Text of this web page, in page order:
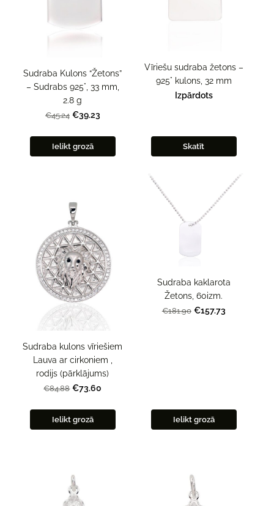
Sudraba Kulons “Žetons”
– Sudrabs 925°, 33 mm,
2.8 g
€45.24 €39.23
Ielikt grozā
Vīriešu sudraba žetons –
925° kulons, 32 mm
Izpārdots
Skatīt
Sudraba kulons vīriešiem
Lauva ar cirkoniem ,
rodijs (pārklājums)
€84.88 €73.60
Ielikt grozā
Sudraba kaklarota
Žetons, 60izm.
€181.90 €157.73
Ielikt grozā